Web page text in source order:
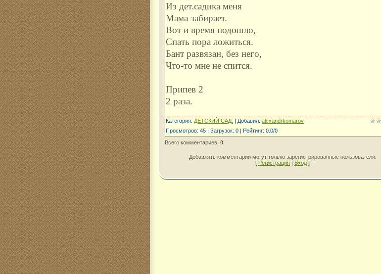
Из дет.садика меня
Мама забирает.
Вот и время подошло,
Спать пора ложиться.
Бант развязан, без него,
Что-то мне не спится.
Припев 2
2 раза.
Категория: ДЕТСКИЙ САД. | Добавил: alexandrkomarov
Просмотров: 45 | Загрузок: 0 | Рейтинг: 0.0/0
Всего комментариев: 0
Добавлять комментарии могут только зарегистрированные пользователи.
[ Регистрация | Вход ]